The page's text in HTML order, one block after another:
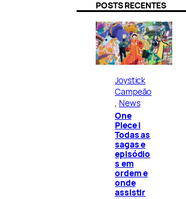
POSTS RECENTES
Joystick
Campeão
News
One
Piece |
Todas as
sagas e
episódio
s em
ordem e
onde
assistir